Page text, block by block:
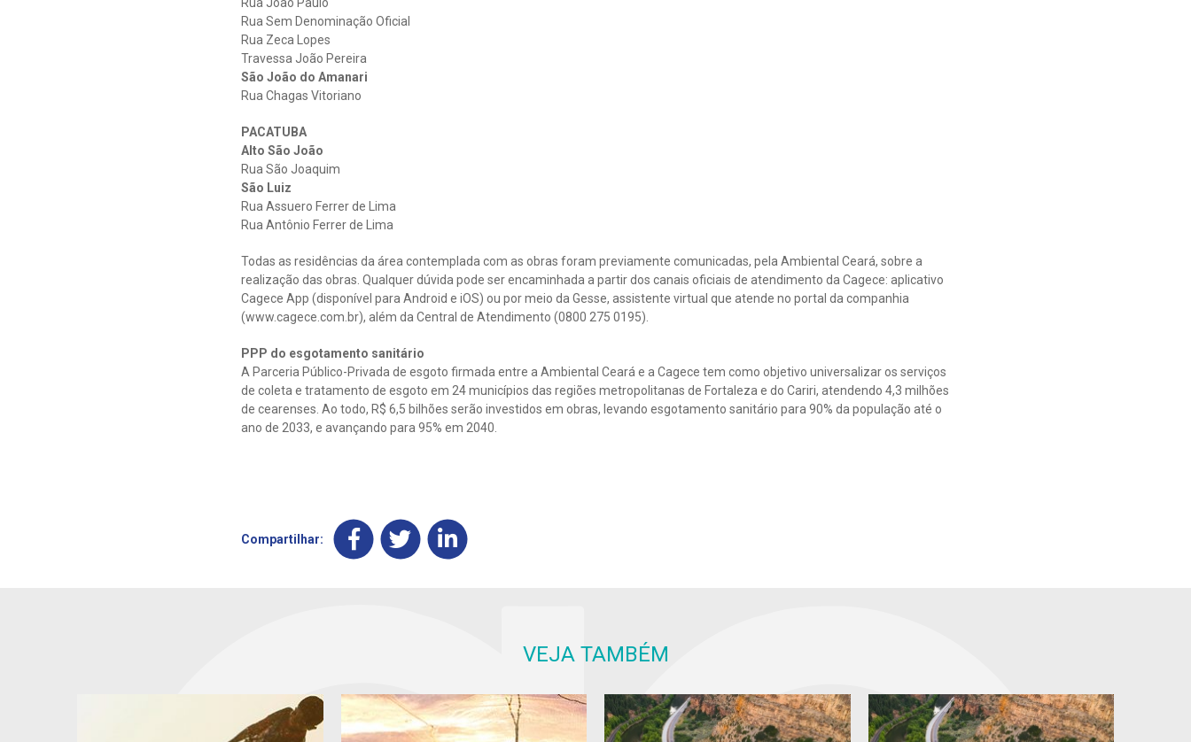
Rua Sem Denominação Oficial
Rua Zeca Lopes
Travessa João Pereira
São João do Amanari
Rua Chagas Vitoriano
PACATUBA
Alto São João
Rua São Joaquim
São Luiz
Rua Assuero Ferrer de Lima
Rua Antônio Ferrer de Lima
Todas as residências da área contemplada com as obras foram previamente comunicadas, pela Ambiental Ceará, sobre a
realização das obras. Qualquer dúvida pode ser encaminhada a partir dos canais oficiais de atendimento da Cagece: aplicativo
Cagece App (disponível para Android e iOS) ou por meio da Gesse, assistente virtual que atende no portal da companhia
(www.cagece.com.br), além da Central de Atendimento (0800 275 0195).
PPP do esgotamento sanitário
A Parceria Público-Privada de esgoto firmada entre a Ambiental Ceará e a Cagece tem como objetivo universalizar os serviços
de coleta e tratamento de esgoto em 24 municípios das regiões metropolitanas de Fortaleza e do Cariri, atendendo 4,3 milhões
de cearenses. Ao todo, R$ 6,5 bilhões serão investidos em obras, levando esgotamento sanitário para 90% da população até o
ano de 2033, e avançando para 95% em 2040.
Compartilhar:
VEJA TAMBÉM